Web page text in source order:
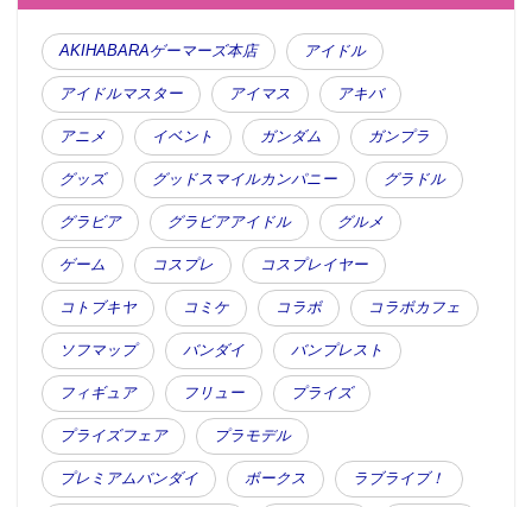
AKIHABARAゲーマーズ本店 アイドル
アイドルマスター アイマス アキバ
アニメ イベント ガンダム ガンプラ
グッズ グッドスマイルカンパニー グラドル
グラビア グラビアアイドル グルメ
ゲーム コスプレ コスプレイヤー
コトブキヤ コミケ コラボ コラボカフェ
ソフマップ バンダイ バンプレスト
フィギュア フリュー プライズ
プライズフェア プラモデル
プレミアムバンダイ ボークス ラブライブ！